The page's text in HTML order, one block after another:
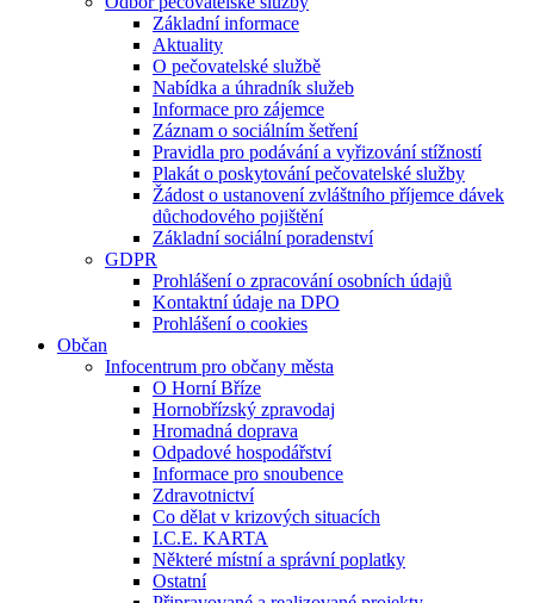
Základní informace
Aktuality
O pečovatelské službě
Nabídka a úhradník služeb
Informace pro zájemce
Záznam o sociálním šetření
Pravidla pro podávání a vyřizování stížností
Plakát o poskytování pečovatelské služby
Žádost o ustanovení zvláštního příjemce dávek
důchodového pojištění
Základní sociální poradenství
GDPR
Prohlášení o zpracování osobních údajů
Kontaktní údaje na DPO
Prohlášení o cookies
Občan
Infocentrum pro občany města
O Horní Bříze
Hornobřízský zpravodaj
Hromadná doprava
Odpadové hospodářství
Informace pro snoubence
Zdravotnictví
Co dělat v krizových situacích
I.C.E. KARTA
Některé místní a správní poplatky
Ostatní